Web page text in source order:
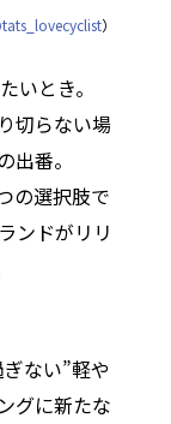
）
いとき。
切らない場
番。
の選択肢で
ンドがリリ
ない”軽や
グに新たな